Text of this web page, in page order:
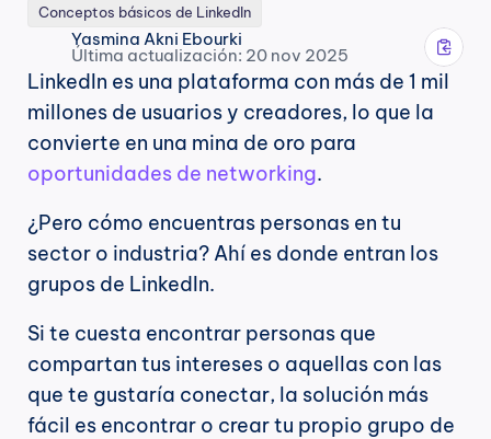
Conceptos básicos de LinkedIn
Yasmina Akni Ebourki
Última actualización: 20 nov 2025
LinkedIn es una plataforma con más de 1 mil
millones de usuarios y creadores, lo que la
oportunidades de networking.
¿Pero cómo encuentras personas en tu
sector o industria? Ahí es donde entran los
grupos de LinkedIn.
Si te cuesta encontrar personas que
compartan tus intereses o aquellas con las
que te gustaría conectar, la solución más
fácil es encontrar o crear tu propio grupo de